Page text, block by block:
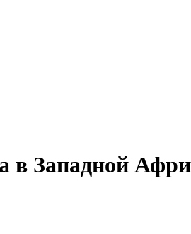
в Западной